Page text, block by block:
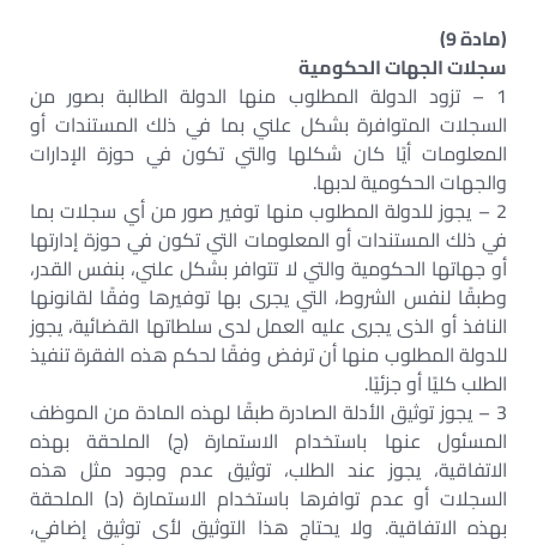
(مادة 9)
سجلات الجهات الحكومية
1 – تزود الدولة المطلوب منها الدولة الطالبة بصور من
السجلات المتوافرة بشكل علني بما في ذلك المستندات أو
المعلومات أيًا كان شكلها والتي تكون في حوزة الإدارات
والجهات الحكومية لدبها.
2 – يجوز للدولة المطلوب منها توفير صور من أي سجلات بما
في ذلك المستندات أو المعلومات التي تكون في حوزة إدارتها
أو جهاتها الحكومية والتي لا تتوافر بشكل علني، بنفس القدر،
وطبقًا لنفس الشروط، التي يجرى بها توفيرها وفقًا لقانونها
النافذ أو الذى يجرى عليه العمل لدى سلطاتها القضائية، يجوز
للدولة المطلوب منها أن ترفض وفقًا لحكم هذه الفقرة تنفيذ
الطلب كليًا أو جزئيًا.
3 – يجوز توثيق الأدلة الصادرة طبقًا لهذه المادة من الموظف
المسئول عنها باستخدام الاستمارة (ج) الملحقة بهذه
الاتفاقية، يجوز عند الطلب، توثيق عدم وجود مثل هذه
السجلات أو عدم توافرها باستخدام الاستمارة (د) الملحقة
بهذه الاتفاقية. ولا يحتاج هذا التوثيق لأى توثيق إضافي،